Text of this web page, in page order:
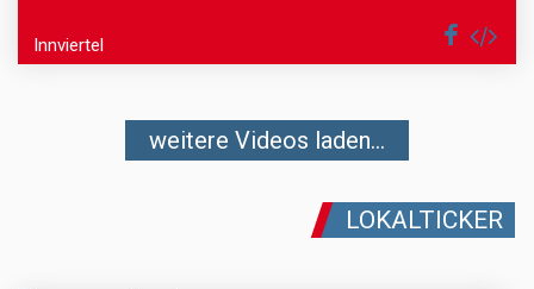
Innviertel
weitere Videos laden...
LOKALTICKER